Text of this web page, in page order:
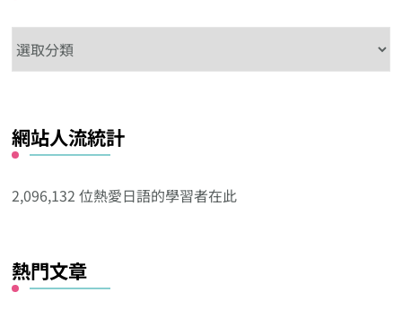
這
其
他
類
網站人流統計
2,096,132 位熱愛日語的學習者在此
熱門文章